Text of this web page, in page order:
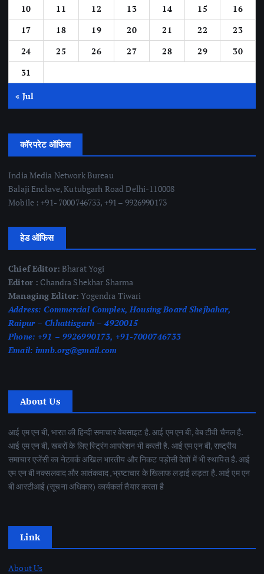
10
11 12 13 14 15
16
17
18 19 20 21 22
23
24
25 26 27 28 29
30
31
« Jul
कॉरपरेट ऑफिस
India Media Network Bureau
Balaji Enclave, Kutubgarh Road Delhi-110008
Mobile : +91- 7000746733, +91 – 9926990173
हेड ऑफिस
Chief Editor: Bharat Yogi
Editor : Chandra Shekhar Sharma
Managing Editor: Yogendra Tiwari
Address: Commercial Complex, Housing Board Shejbahar,
Raipur – Chhattisgarh – 4920015
Phone: +91 – 9926990173, +91-7000746733
Email: imnb.org@gmail.com
About Us
आई एम एन बी, भारत की हिन्दी समाचार वेबसाइट है. आई एम एन बी, वेब टीवी चैनल है.
आई एम एन बी, खबरों के लिए स्ट्रिंग आपरेशन भी करती है. आई एम एन बी, राष्ट्रीय
समाचार एजेंसी का नेटवर्क अखिल भारतीय और निकट पड़ोसी देशों में भी स्थापित है. आई
एम एन बी नक्सलवाद और आतंकवाद ,भ्रष्टाचार के खिलाफ लड़ाई लड़ता है. आई एम एन
बी आरटीआई (सूचना अधिकार) कार्यकर्ता तैयार करता है
Link
About Us